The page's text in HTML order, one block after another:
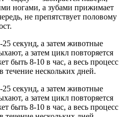
ногами, а зубами прижимает
не препятствует половому
секунд, а затем животные
а затем цикл повторяется
быть 8-10 в час, а весь процесс
течение нескольких дней.
секунд, а затем животные
а затем цикл повторяется
быть 8-10 в час, а весь процесс